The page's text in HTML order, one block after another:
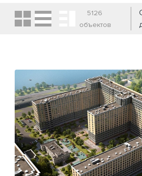
5126
объектов